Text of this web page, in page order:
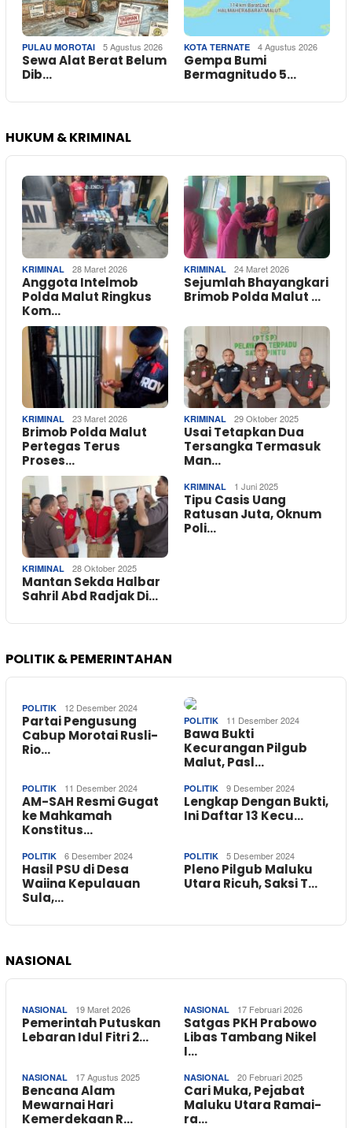
PULAU MOROTAI 5 Agustus 2026
Sewa Alat Berat Belum
Dib…
KOTA TERNATE 4 Agustus 2026
Gempa Bumi
Bermagnitudo 5…
HUKUM & KRIMINAL
KRIMINAL 28 Maret 2026
Anggota Intelmob
Polda Malut Ringkus
Kom…
KRIMINAL 24 Maret 2026
Sejumlah Bhayangkari
Brimob Polda Malut …
KRIMINAL 23 Maret 2026
Brimob Polda Malut
Pertegas Terus
Proses…
KRIMINAL 29 Oktober 2025
Usai Tetapkan Dua
Tersangka Termasuk
Man…
KRIMINAL 28 Oktober 2025
Mantan Sekda Halbar
Sahril Abd Radjak Di…
KRIMINAL 1 Juni 2025
Tipu Casis Uang
Ratusan Juta, Oknum
Poli…
POLITIK & PEMERINTAHAN
POLITIK 12 Desember 2024
Partai Pengusung
Cabup Morotai Rusli-
Rio…
POLITIK 11 Desember 2024
Bawa Bukti
Kecurangan Pilgub
Malut, Pasl…
POLITIK 11 Desember 2024
AM-SAH Resmi Gugat
ke Mahkamah
Konstitus…
POLITIK 9 Desember 2024
Lengkap Dengan Bukti,
Ini Daftar 13 Kecu…
POLITIK 6 Desember 2024
Hasil PSU di Desa
Waiina Kepulauan
Sula,…
POLITIK 5 Desember 2024
Pleno Pilgub Maluku
Utara Ricuh, Saksi T…
NASIONAL
NASIONAL 19 Maret 2026
Pemerintah Putuskan
Lebaran Idul Fitri 2…
NASIONAL 17 Februari 2026
Satgas PKH Prabowo
Libas Tambang Nikel
I…
NASIONAL 17 Agustus 2025
Bencana Alam
Mewarnai Hari
Kemerdekaan R…
NASIONAL 20 Februari 2025
Cari Muka, Pejabat
Maluku Utara Ramai-
ra…